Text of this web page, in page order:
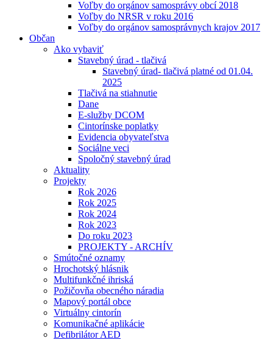
Voľby do orgánov samosprávy obcí 2018
Voľby do NRSR v roku 2016
Voľby do orgánov samosprávnych krajov 2017
Občan
Ako vybaviť
Stavebný úrad - tlačivá
Stavebný úrad- tlačivá platné od 01.04.
2025
Tlačivá na stiahnutie
Dane
E-služby DCOM
Cintorínske poplatky
Evidencia obyvateľstva
Sociálne veci
Spoločný stavebný úrad
Aktuality
Projekty
Rok 2026
Rok 2025
Rok 2024
Rok 2023
Do roku 2023
PROJEKTY - ARCHÍV
Smútočné oznamy
Hrochotský hlásnik
Multifunkčné ihriská
Požičovňa obecného náradia
Mapový portál obce
Virtuálny cintorín
Komunikačné aplikácie
Defibrilátor AED